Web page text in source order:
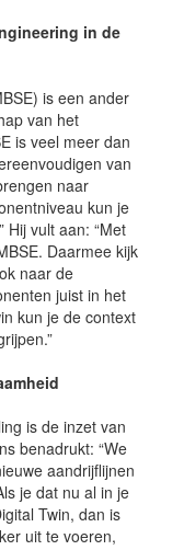
in de
is een ander
van het
is veel meer dan
van
naar
kun je
Hij vult aan: “Met
Daarmee kijk
naar de
juist in het
kun je de context
is de inzet van
benadrukt: “We
aandrijflijnen
je dat nu al in je
Twin, dan is
uit te voeren,